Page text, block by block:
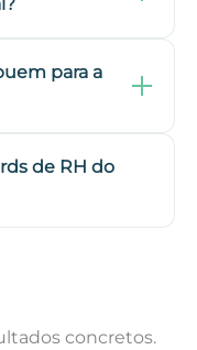
para a
de RH do
concretos.